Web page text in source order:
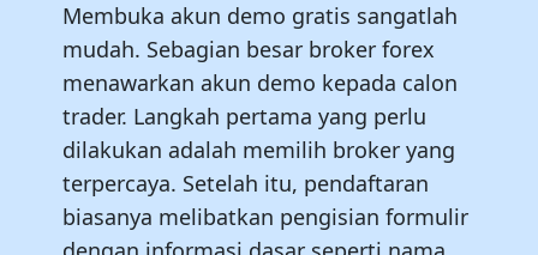
Membuka akun demo gratis sangatlah
mudah. Sebagian besar broker forex
menawarkan akun demo kepada calon
trader. Langkah pertama yang perlu
dilakukan adalah memilih broker yang
terpercaya. Setelah itu, pendaftaran
biasanya melibatkan pengisian formulir